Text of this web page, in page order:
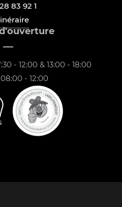
83 92 1
- 12:00 & 13:00 - 18:00
- 12:00